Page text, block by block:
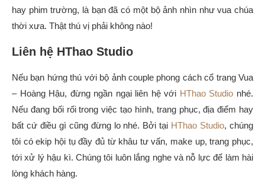
hay phim trường, là bạn đã có một bộ ảnh nhìn như vua chúa
thời xưa. Thật thú vị phải không nào!
Liên hệ HThao Studio
Nếu bạn hứng thú với bộ ảnh couple phong cách cổ trang Vua
– Hoàng Hậu, đừng ngần ngại liên hệ với HThao Studio nhé.
Nếu đang bối rối trong việc tạo hình, trang phục, địa điểm hay
bất cứ điều gì cũng đừng lo nhé. Bởi tại HThao Studio, chúng
tôi có ekip hội tụ đầy đủ từ khâu tư vấn, make up, trang phục,
tới xử lý hậu kì. Chúng tôi luôn lắng nghe và nỗ lực để làm hài
lòng khách hàng.